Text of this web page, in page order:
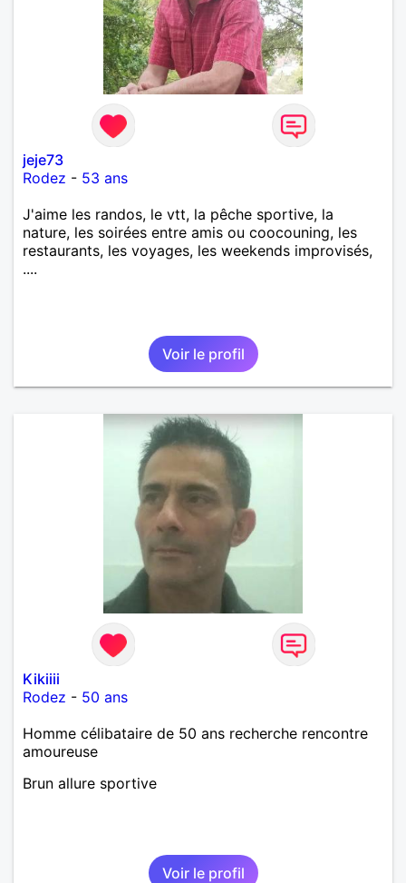
jeje73
Rodez - 53 ans
J'aime les randos, le vtt, la pêche sportive, la
nature, les soirées entre amis ou coocouning, les
restaurants, les voyages, les weekends improvisés,
....
Voir le profil
Kikiiii
Rodez - 50 ans
Homme célibataire de 50 ans recherche rencontre
amoureuse
Brun allure sportive
Voir le profil